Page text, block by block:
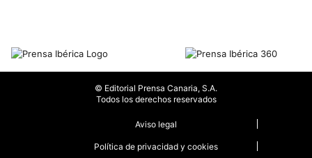
© Editorial Prensa Canaria, S.A.
Todos los derechos reservados
Aviso legal
Política de privacidad y cookies